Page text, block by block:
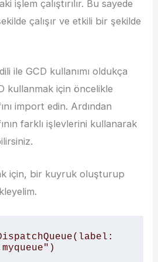
işlem çalıştırılır. Bu sayede
çalışır ve etkili bir şekilde
ile GCD kullanımı oldukça
kullanmak için öncelikle
import edin. Ardından
farklı işlevlerini kullanarak
için, bir kuyruk oluşturup